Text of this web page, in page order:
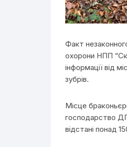
Факт
охорони НПП
інформації від
зубрів.
Місце
господарство
відстані понад